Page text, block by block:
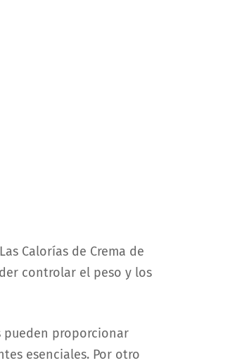
Calorías de Crema de
controlar el peso y los
pueden proporcionar
esenciales. Por otro